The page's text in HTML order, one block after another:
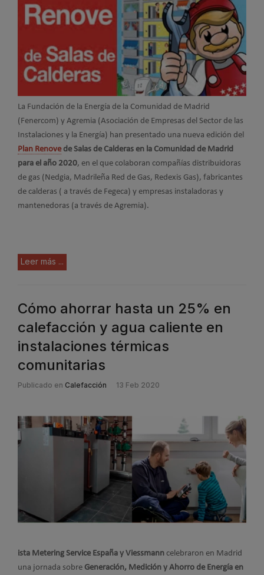
La Fundación de la Energía de la Comunidad de Madrid
(Fenercom) y Agremia (Asociación de Empresas del Sector de las
Instalaciones y la Energía) han presentado una nueva edición del
Plan Renovede Salas de Calderas en la Comunidad de Madrid
para el año 2020, en el que colaboran compañías distribuidoras
de gas (Nedgia, Madrileña Red de Gas, Redexis Gas), fabricantes
de calderas ( a través de Fegeca) y empresas instaladoras y
mantenedoras (a través de Agremia).
Leer más ...
Cómo ahorrar hasta un 25% en
calefacción y agua caliente en
instalaciones térmicas
comunitarias
Publicado en Calefacción 13 Feb 2020
ista Metering Service España y Viessmann celebraron en Madrid
una jornada sobre Generación, Medición y Ahorro de Energía en